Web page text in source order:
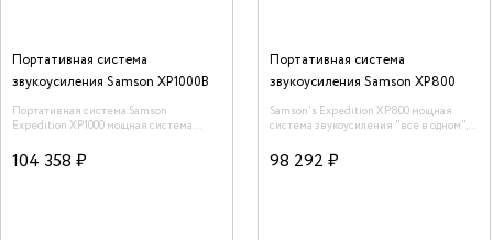
Портативная система
звукоусиления Samson XP1000B
Портативная система Samson
Expedition XP1000 мощная система
компактным дизайном. XP1000 идеально
подходит для живых музыкальных
104 358 ₽
Портативная система
звукоусиления Samson XP800
Samson's Expedition XP800 мощная
система звукоусиления "все в одном", с
подходит для живых музыкальных
спектаклей, ди-джеев, вечеринок,
98 292 ₽